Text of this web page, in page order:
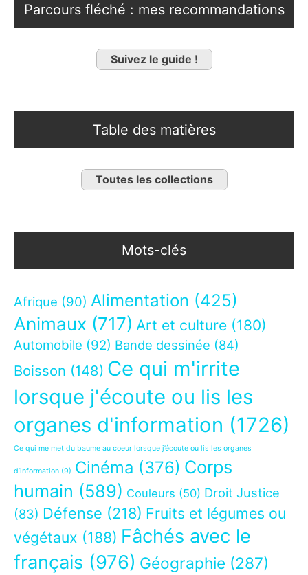
Parcours fléché : mes recommandations
Suivez le guide !
Table des matières
Toutes les collections
Mots-clés
Afrique (90) Alimentation (425)
Animaux (717) Art et culture (180)
Automobile (92) Bande dessinée (84)
Boisson (148) Ce qui m'irrite
lorsque j'écoute ou lis les
organes d'information (1726)
Ce qui me met du baume au coeur lorsque j’écoute ou lis les organes
d’information (9) Cinéma (376) Corps
humain (589) Couleurs (50) Droit Justice
(83) Défense (218) Fruits et légumes ou
végétaux (188) Fâchés avec le
français (976) Géographie (287)